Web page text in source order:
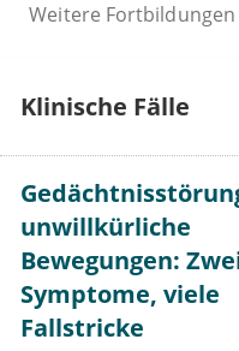
Weitere
Klinische Fälle
unwillkürliche
Bewegungen:
Symptome, viele
Fallstricke